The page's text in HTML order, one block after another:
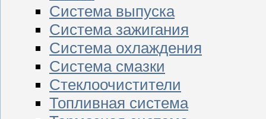
Система выпуска
Система зажигания
Система охлаждения
Система смазки
Стеклоочистители
Топливная система